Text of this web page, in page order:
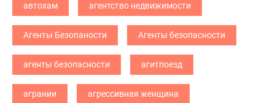
автохам агентство недвижимости
Агенты Безопаности Агенты безопасности
агенты безопасности агитпоезд
агрании агрессивная женщина